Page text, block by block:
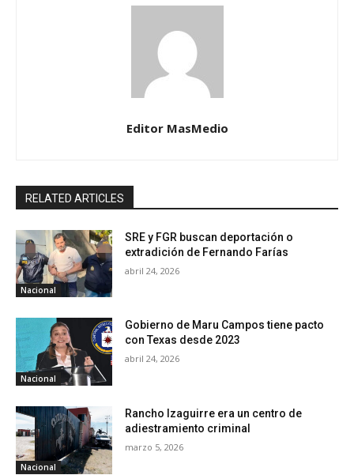
Editor MasMedio
RELATED ARTICLES
Nacional
SRE y FGR buscan deportación o
extradición de Fernando Farías
abril 24, 2026
Nacional
Gobierno de Maru Campos tiene pacto
con Texas desde 2023
abril 24, 2026
Nacional
Rancho Izaguirre era un centro de
adiestramiento criminal
marzo 5, 2026